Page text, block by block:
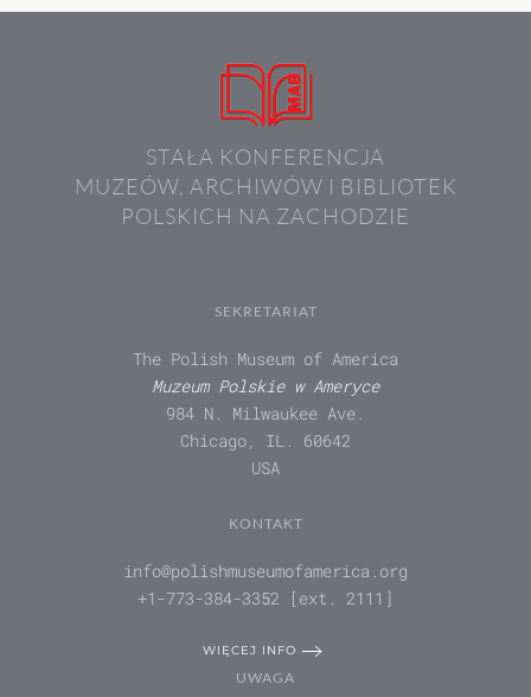
STAŁA KONFERENCJA
MUZEÓW, ARCHIWÓW I BIBLIOTEK
POLSKICH NA ZACHODZIE
SEKRETARIAT
The Polish Museum of America
Muzeum Polskie w Ameryce
984 N. Milwaukee Ave.
Chicago, IL. 60642
USA
KONTAKT
info@polishmuseumofamerica.org
+1-773-384-3352 [ext. 2111]
WIĘCEJ INFO
UWAGA